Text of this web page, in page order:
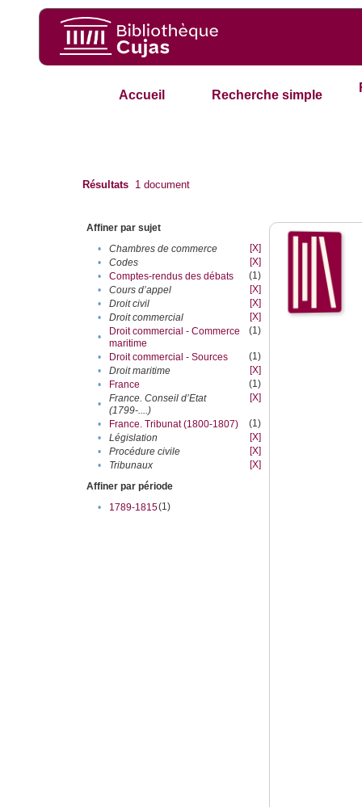
Accueil Recherche simple
Résultats 1 document
Affiner par sujet
•
Chambres de commerce
[X]
•
Codes
[X]
•
Comptes-rendus des débats
(1)
•
Cours d’appel
[X]
•
Droit civil
[X]
•
Droit commercial
[X]
•
Droit commercial - Commerce
maritime
(1)
• Droit commercial - Sources
(1)
•
Droit maritime
[X]
•
France
(1)
•
France. Conseil d’Etat
(1799-....)
[X]
• France. Tribunat (1800-1807)
(1)
•
Législation
[X]
•
Procédure civile
[X]
•
Tribunaux
[X]
Affiner par période
•
1789-1815(1)